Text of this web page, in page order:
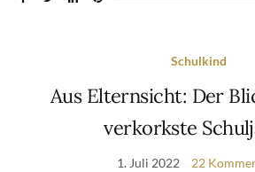
Schulkind
Aus Elternsicht: Der
verkorkste
1. Juli 2022 22